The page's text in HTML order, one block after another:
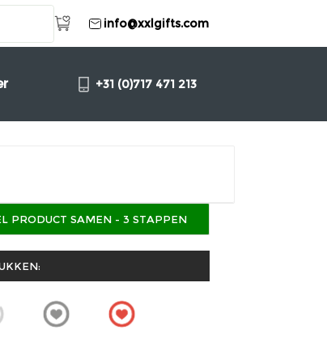
info@xxlgifts.com
+31 (0)717 471 213
PRODUCT SAMEN - 3 STAPPEN